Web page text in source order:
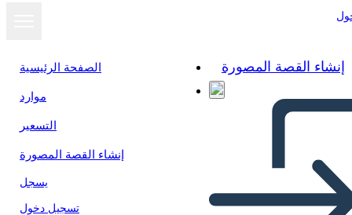
الصفحة الرئيسية
موارد
التسعير
إنشاء القصة المصورة
يسجل
تسجيل دخول
إنشاء القصة المصورة
عرض كشرائح